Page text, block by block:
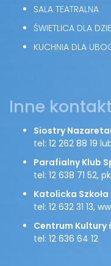
SALA TEATRALNA
ŚWIETLICA DLA
KUCHNIA DLA
Inne
Siostry
tel: 12 262 88 19
Parafialny Klub
tel: 12 638 71 52,
Katolicka
tel: 12 632 31 13,
Centrum Kultury
tel: 12 636 64 12